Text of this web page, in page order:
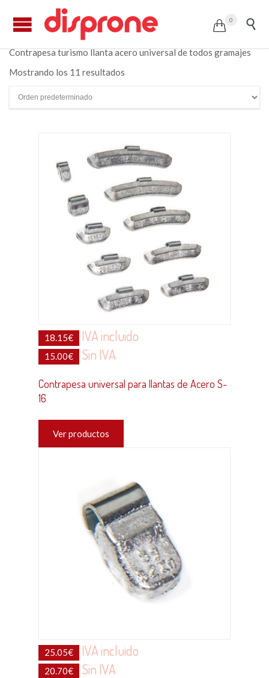
 0 
Contrapesa turismo llanta acero universal de todos gramajes
Mostrando los 11 resultados
18.15€ IVA incluido
15.00€ Sin IVA
Contrapesa universal para llantas de Acero S-
16
Ver productos
25.05€ IVA incluido
20.70€ Sin IVA